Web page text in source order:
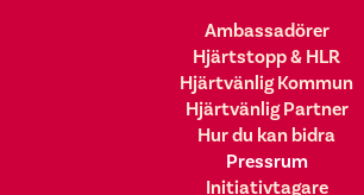
Ambassadörer
Hjärtstopp & HLR
Hjärtvänlig Kommun
Hjärtvänlig Partner
Hur du kan bidra
Pressrum
Initiativtagare